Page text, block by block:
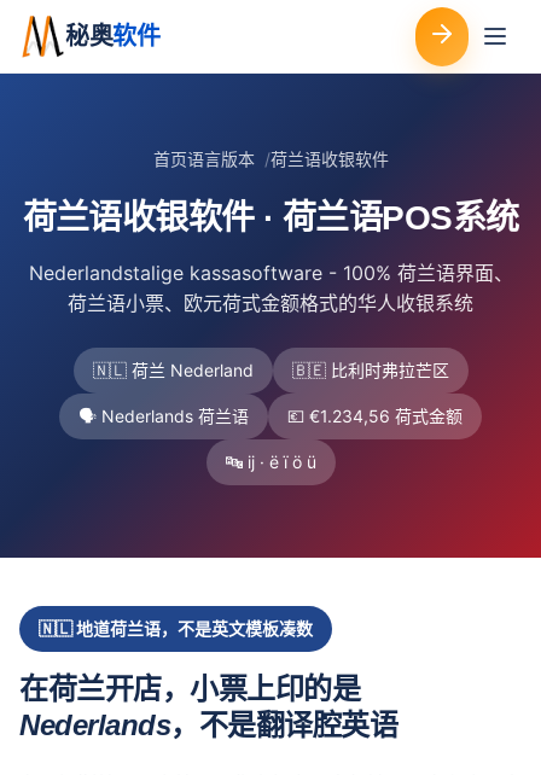
秘奥软件
首页语言版本 荷兰语收银软件
荷兰语收银软件 · 荷兰语POS系统
Nederlandstalige kassasoftware - 100% 荷兰语界面、
荷兰语小票、欧元荷式金额格式的华人收银系统
🇳🇱 荷兰 Nederland 🇧🇪 比利时弗拉芒区
🗣️ Nederlands 荷兰语 💶 €1.234,56 荷式金额
🔤 ij · ë ï ö ü
🇳🇱 地道荷兰语，不是英文模板凑数
在荷兰开店，小票上印的是
Nederlands，不是翻译腔英语